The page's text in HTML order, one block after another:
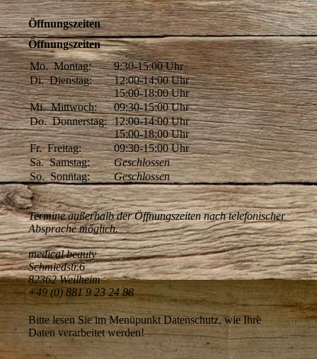
Öffnungszeiten
Öffnungszeiten
Mo.Montag: 9:30-15:00Uhr
Di.Dienstag: 12:00-14:00Uhr
15:00-18:00Uhr
Mi.Mittwoch: 09:30-15:00Uhr
Do.Donnerstag:12:00-14:00Uhr
15:00-18:00Uhr
Fr.Freitag: 09:30-15:00Uhr
Sa.Samstag:
Geschlossen
So.Sonntag: Geschlossen
Termine außerhalb der Öffnungszeiten nach telefonischer
Absprache möglich.
medical beauty
Schmiedstr.6
82362 Weilheim
+49 (0) 881 9 23 24 88
Bitte lesen Sie im Menüpunkt Datenschutz, wie Ihre
Daten verarbeitet werden!